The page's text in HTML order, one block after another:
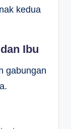
kedua
Ibu
gabungan